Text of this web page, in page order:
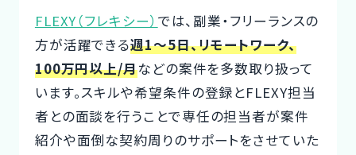
デザイナー
Designer
FLEXY（フレキシー） では、副業・フリーランスの
方が活躍できる週1～5日、リモートワーク、
100万円以上/月などの案件を多数取り扱って
います。スキルや希望条件の登録とFLEXY担当
者との面談を行うことで専任の担当者が案件
紹介や面倒な契約周りのサポートをさせていた